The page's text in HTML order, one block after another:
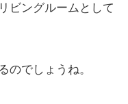
ビングルームとして
のでしょうね。